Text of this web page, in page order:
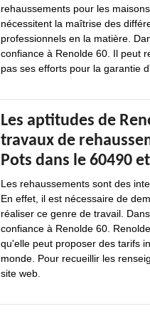
rehaussements pour les
nécessitent la maîtrise des
professionnels en la matière.
confiance à Renolde 60. Il peut
pas ses efforts pour la garantie
Les aptitudes de
travaux de
Pots dans le 60490
Les rehaussements sont des
En effet, il est nécessaire de
réaliser ce genre de travail.
confiance à Renolde 60.
qu'elle peut proposer des tarifs
monde. Pour recueillir les
site web.